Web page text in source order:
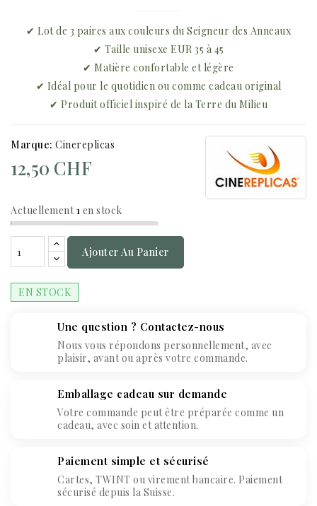
✔ Lot de 3 paires aux couleurs du Seigneur des Anneaux
✔ Taille unisexe EUR 35 à 45
✔ Matière confortable et légère
✔ Idéal pour le quotidien ou comme cadeau original
✔ Produit officiel inspiré de la Terre du Milieu
Marque: Cinereplicas
Actuellement1 en stock
12,50 CHF
Ajouter Au Panier
EN STOCK
Une question ? Contactez-nous
Nous vous répondons personnellement, avec
plaisir, avant ou après votre commande.
Emballage cadeau sur demande
Votre commande peut être préparée comme un
cadeau, avec soin et attention.
Paiement simple et sécurisé
Cartes, TWINT ou virement bancaire. Paiement
sécurisé depuis la Suisse.